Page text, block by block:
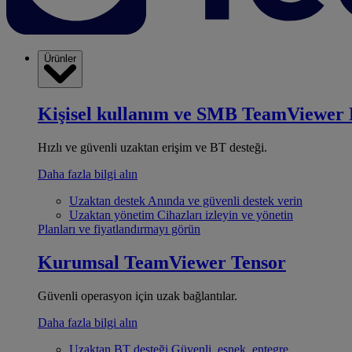
Ürünler
Kişisel kullanım ve SMB TeamViewer
Hızlı ve güvenli uzaktan erişim ve BT desteği.
Daha fazla bilgi alın
Uzaktan destek Anında ve güvenli destek verin
Uzaktan yönetim Cihazları izleyin ve yönetin
Planları ve fiyatlandırmayı görün
Kurumsal TeamViewer Tensor
Güvenli operasyon için uzak bağlantılar.
Daha fazla bilgi alın
Uzaktan BT desteği Güvenli, esnek, entegre